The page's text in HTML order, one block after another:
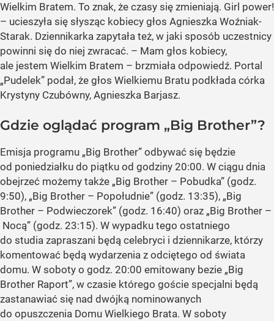
Wielkim Bratem. To znak, że czasy się zmieniają. Girl power!
– ucieszyła się słysząc kobiecy głos Agnieszka Woźniak-
Starak. Dziennikarka zapytała też, w jaki sposób uczestnicy
powinni się do niej zwracać. – Mam głos kobiecy,
ale jestem Wielkim Bratem – brzmiała odpowiedź. Portal
„Pudelek” podał, że głos Wielkiemu Bratu podkłada córka
Krystyny Czubówny, Agnieszka Barjasz.
Gdzie oglądać program „Big Brother”?
Emisja programu „Big Brother” odbywać się będzie
od poniedziałku do piątku od godziny 20:00. W ciągu dnia
obejrzeć możemy także „Big Brother – Pobudka” (godz.
9:50), „Big Brother – Popołudnie” (godz. 13:35), „Big
Brother – Podwieczorek” (godz. 16:40) oraz „Big Brother –
Nocą” (godz. 23:15). W wypadku tego ostatniego
do studia zapraszani będą celebryci i dziennikarze, którzy
komentować będą wydarzenia z odciętego od świata
domu. W soboty o godz. 20:00 emitowany bezie „Big
Brother Raport”, w czasie którego goście specjalni będą
zastanawiać się nad dwójką nominowanych
do opuszczenia Domu Wielkiego Brata. W soboty